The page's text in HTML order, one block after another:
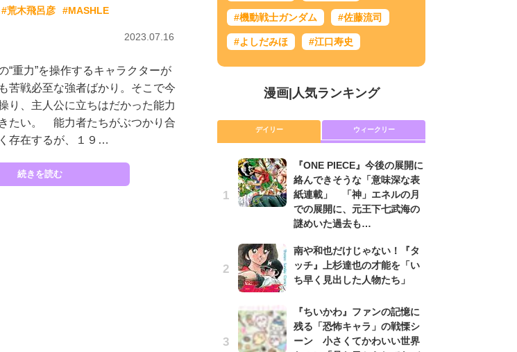
#荒木飛呂彦 #MASHLE
2023.07.16
“重力”を操作するキャラクターが
苦戦必至な強者ばかり。そこで今
り、主人公に立ちはだかった能力
たい。 能力者たちがぶつかり合
存在するが、１９…
続きを読む
#機動戦士ガンダム #佐藤流司
#よしだみほ #江口寿史
漫画| 人気ランキング
デイリー ウィークリー
『ONE PIECE』今後の展開に
絡んできそうな「意味深な表
紙連載」 「神」エネルの月
での展開に、元王下七武海の
謎めいた過去も…
南や和也だけじゃない！『タ
ッチ』上杉達也の才能を「い
ち早く見出した人物たち」
『ちいかわ』ファンの記憶に
残る「恐怖キャラ」の戦慄シ
ーン 小さくてかわいい世界